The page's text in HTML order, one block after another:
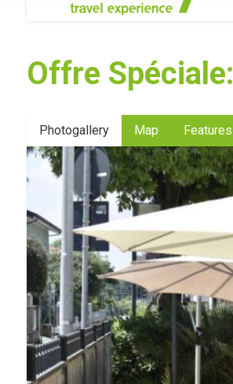
Offre
Photogallery Map Features